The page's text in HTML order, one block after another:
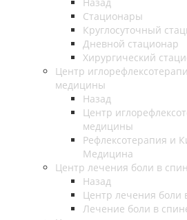
Стационары
Круглосуточный
Дневной стационар
Хирургический
Центр
медицины
Назад
Центр
медицины
Рефлексотерапия и
Медицина
Центр лечения боли в
Назад
Центр лечения боли
Лечение боли в